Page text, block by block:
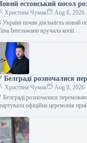
естонський посол
Христина Чумак
Aug 8, 2026
Україні почав діяльність новий
Інтельманн вручила копії…
Белграді розпочалися
Христина Чумак
Aug 8, 2026
Белграді розпочалися
офіційна церемонія